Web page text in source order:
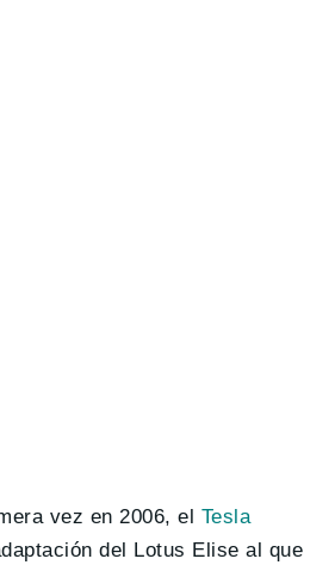
vez en 2006, el Tesla
del Lotus Elise al que